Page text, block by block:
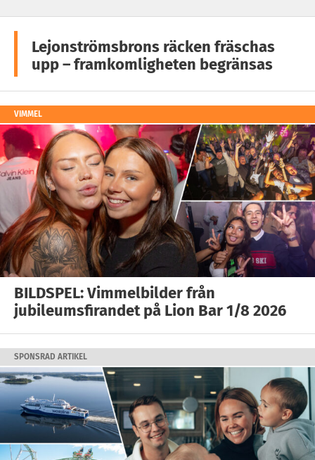
Lejonströmsbrons räcken fräschas
upp – framkomligheten begränsas
VIMMEL
BILDSPEL: Vimmelbilder från
jubileumsfirandet på Lion Bar 1/8 2026
SPONSRAD ARTIKEL